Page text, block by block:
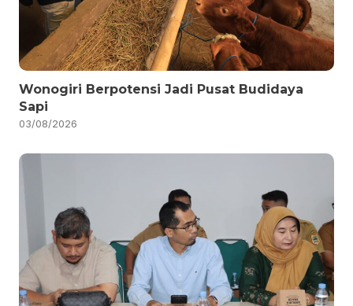
Wonogiri Berpotensi Jadi Pusat Budidaya
Sapi
03/08/2026